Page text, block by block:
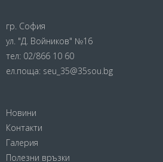
гр. София
ул. "Д. Войников" №16
тел: 02/866 10 60
ел.поща: seu_35@35sou.bg
Новини
Контакти
Галерия
Полезни връзки